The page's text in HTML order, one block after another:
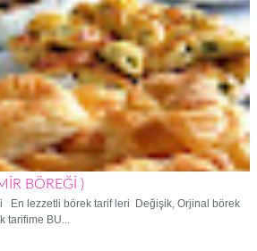
BÖREĞİ )
En lezzetli börek tarif leri Değişik, Orjinal börek
BU...